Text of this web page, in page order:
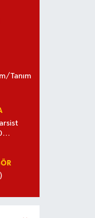
Tanım